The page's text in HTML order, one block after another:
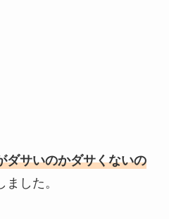
ダサいのかダサくないの
した。